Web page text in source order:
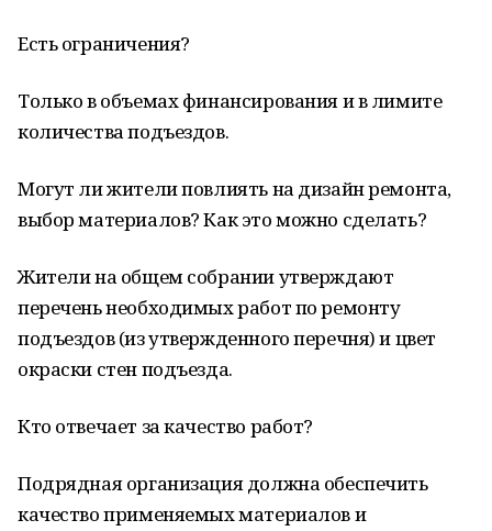
Есть ограничения?
Только в объемах финансирования и в лимите
количества подъездов.
Могут ли жители повлиять на дизайн ремонта,
выбор материалов? Как это можно сделать?
Жители на общем собрании утверждают
перечень необходимых работ по ремонту
подъездов (из утвержденного перечня) и цвет
окраски стен подъезда.
Кто отвечает за качество работ?
Подрядная организация должна обеспечить
качество применяемых материалов и